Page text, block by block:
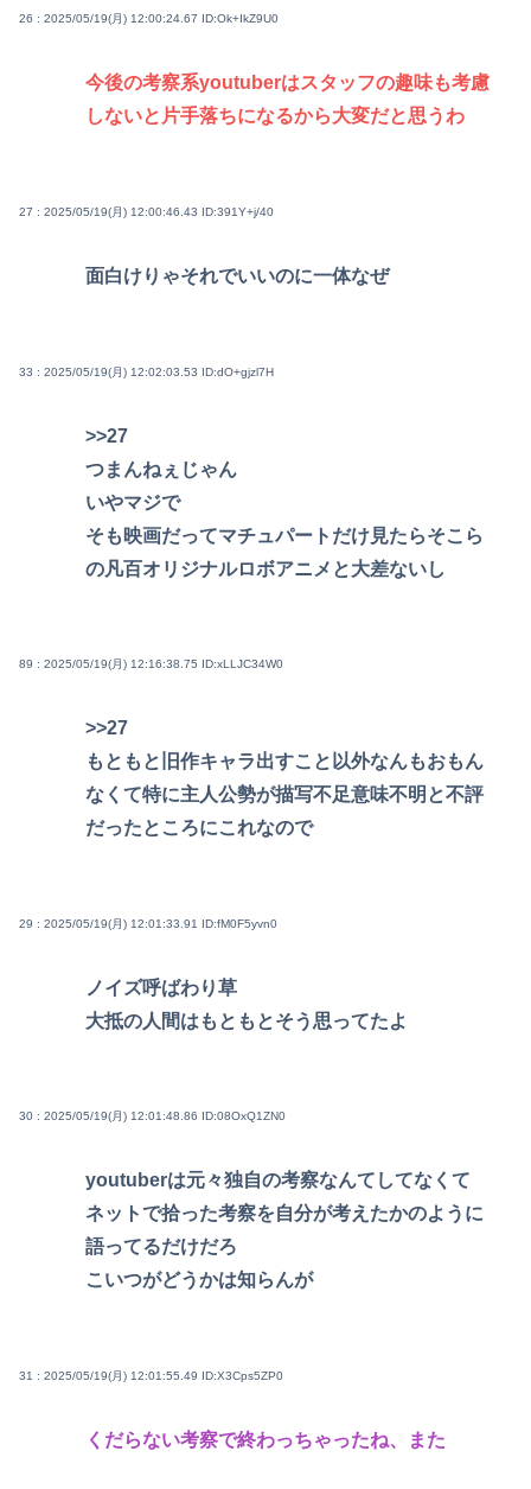
26 : 2025/05/19(月) 12:00:24.67 ID:Ok+IkZ9U0
今後の考察系youtuberはスタッフの趣味も考慮
しないと片手落ちになるから大変だと思うわ
27 : 2025/05/19(月) 12:00:46.43 ID:391Y+j/40
面白けりゃそれでいいのに一体なぜ
33 : 2025/05/19(月) 12:02:03.53 ID:dO+gjzl7H
>>27
つまんねぇじゃん
いやマジで
そも映画だってマチュパートだけ見たらそこら
の凡百オリジナルロボアニメと大差ないし
89 : 2025/05/19(月) 12:16:38.75 ID:xLLJC34W0
>>27
もともと旧作キャラ出すこと以外なんもおもん
なくて特に主人公勢が描写不足意味不明と不評
だったところにこれなので
29 : 2025/05/19(月) 12:01:33.91 ID:fM0F5yvn0
ノイズ呼ばわり草
大抵の人間はもともとそう思ってたよ
30 : 2025/05/19(月) 12:01:48.86 ID:08OxQ1ZN0
youtuberは元々独自の考察なんてしてなくて
ネットで拾った考察を自分が考えたかのように
語ってるだけだろ
こいつがどうかは知らんが
31 : 2025/05/19(月) 12:01:55.49 ID:X3Cps5ZP0
くだらない考察で終わっちゃったね、また